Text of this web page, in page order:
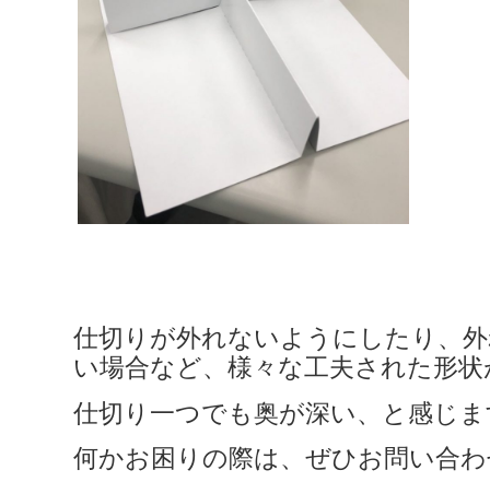
仕切りが外れないようにしたり、
い場合など、様々な工夫された形
仕切り一つでも奥が深い、と感じ
何かお困りの際は、ぜひお問い合